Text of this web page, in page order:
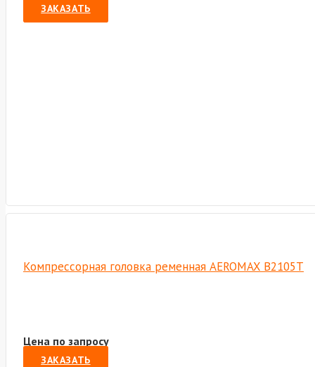
ЗАКАЗАТЬ
Компрессорная головка ременная AEROMAX B2105T
Цена по запросу
ЗАКАЗАТЬ